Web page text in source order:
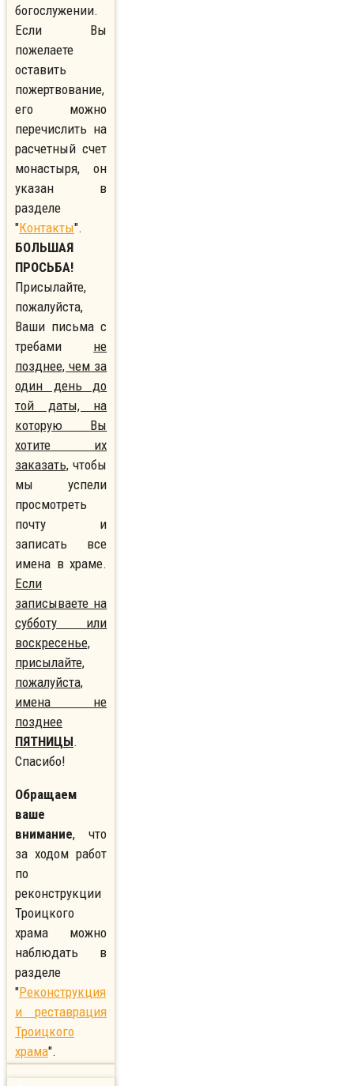
богослужении.
Если Вы
пожелаете
оставить
пожертвование,
его можно
перечислить на
расчетный счет
монастыря, он
указан в
разделе
"Контакты".
БОЛЬШАЯ
ПРОСЬБА!
Присылайте,
пожалуйста,
Ваши письма с
требами не
позднее, чем за
один день до
той даты, на
которую Вы
хотите их
заказать, чтобы
мы успели
просмотреть
почту и
записать все
имена в храме.
Если
записываете на
субботу или
воскресенье,
присылайте,
пожалуйста,
имена не
позднее
ПЯТНИЦЫ.
Спасибо!
Обращаем
ваше
внимание, что
за ходом работ
по
реконструкции
Троицкого
храма можно
наблюдать в
разделе
"Реконструкция
и реставрация
Троицкого
храма".